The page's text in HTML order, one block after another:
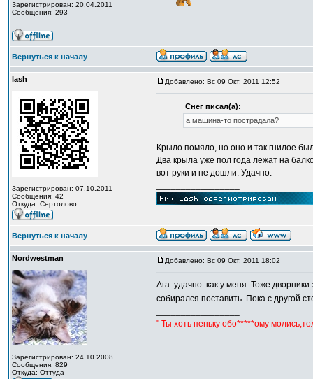
Зарегистрирован: 20.04.2011
Сообщения: 293
Вернуться к началу
lash
Зарегистрирован: 07.10.2011
Сообщения: 42
Откуда: Сертолово
Добавлено: Вс 09 Окт, 2011 12:52
Снег писал(а):
а машина-то пострадала?
Крыло помяло, но оно и так гнилое
Два крыла уже пол года лежат на
вот руки и не дошли. Удачно.
Вернуться к началу
Nordwestman
Зарегистрирован: 24.10.2008
Сообщения: 829
Откуда: Оттуда
Добавлено: Вс 09 Окт, 2011 18:02
Ага. удачно. как у меня. Тоже
собирался поставить. Пока с другой
" Ты хоть пеньку обо*****ому